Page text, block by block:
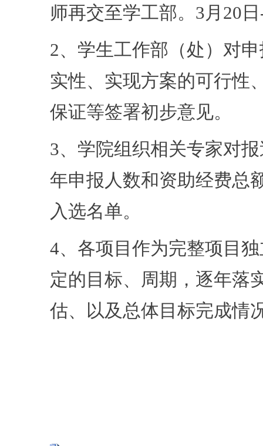
师再交至学工部。3月20
2、学生工作部（处）对
实性、实现方案的可行性
保证等签署初步意见。
3、学院组织相关专家对
年申报人数和资助经费总
入选名单。
4、各项目作为完整项目
定的目标、周期，逐年落
估、以及总体目标完成情